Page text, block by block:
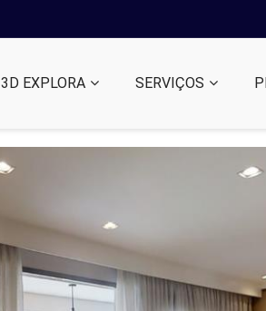
3D EXPLORA SERVIÇOS